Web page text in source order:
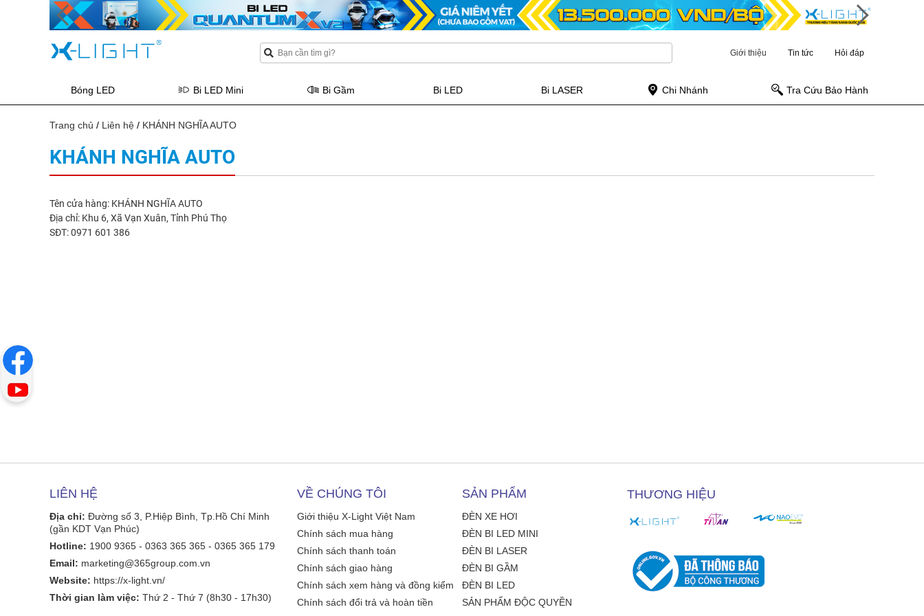
Giới thiệu Tin tức Hỏi đáp
Bóng LED Bi LED Mini Bi Gầm Bi LED Bi LASER Chi Nhánh Tra Cứu Bảo Hành
Trang chủ / Liên hệ / KHÁNH NGHĨA AUTO
KHÁNH NGHĨA AUTO
Tên cửa hàng: KHÁNH NGHĨA AUTO
Địa chỉ: Khu 6, Xã Vạn Xuân, Tỉnh Phú Thọ
SĐT: 0971 601 386
LIÊN HỆ
Địa chỉ: Đường số 3, P.Hiệp Bình, Tp.Hồ Chí Minh
(gần KDT Vạn Phúc)
Hotline: 1900 9365 - 0363 365 365 - 0365 365 179
Email: marketing@365group.com.vn
Website: https://x-light.vn/
Thời gian làm việc: Thứ 2 - Thứ 7 (8h30 - 17h30)
VỀ CHÚNG TÔI
Giới thiệu X-Light Việt Nam
Chính sách mua hàng
Chính sách thanh toán
Chính sách giao hàng
Chính sách xem hàng và đồng kiểm
Chính sách đổi trả và hoàn tiền
SẢN PHẨM
ĐÈN XE HƠI
ĐÈN BI LED MINI
ĐÈN BI LASER
ĐÈN BI GẦM
ĐÈN BI LED
SẢN PHẨM ĐỘC QUYỀN
THƯƠNG HIỆU